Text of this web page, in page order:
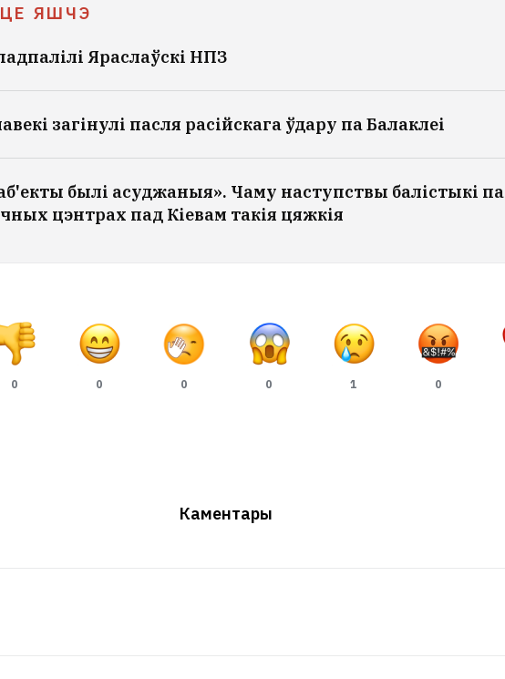
ЯШЧЭ
Яраслаўскі НПЗ
загінулі пасля расійскага ўдару па Балаклеі
былі асуджаныя». Чаму наступствы балістыкі па
цэнтрах пад Кіевам такія цяжкія
0 0 0 0 1 0
Каментары